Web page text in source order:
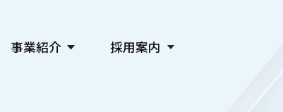
事業紹介 採用案内